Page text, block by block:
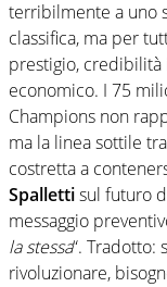
mondo dello
terribilmente a uno
classifica, ma per
prestigio, credibilità
economico. I 75
Champions non
ma la linea sottile
costretta a
Spallettisul futuro
messaggio
la stessa“. Tradotto:
rivoluzionare,